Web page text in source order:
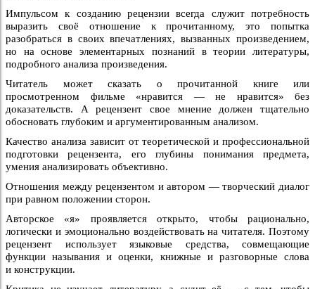
Импульсом к созданию рецензии всегда служит потребность
выразить своё отношение к прочитанному, это попытка
разобраться в своих впечатлениях, вызванных произведением,
но на основе элементарных познаний в теории литературы,
подробного анализа произведения.
Читатель может сказать о прочитанной книге или
просмотренном фильме «нравится — не нравится» без
доказательств. А рецензент свое мнение должен тщательно
обосновать глубоким и аргументированным анализом.
Качество анализа зависит от теоретической и профессиональной
подготовки рецензента, его глубины понимания предмета,
умения анализировать объективно.
Отношения между рецензентом и автором — творческий диалог
при равном положении сторон.
Авторское «я» проявляется открыто, чтобы рационально,
логически и эмоционально воздействовать на читателя. Поэтому
рецензент использует языковые средства, совмещающие
функции называния и оценки, книжные и разговорные слова
и конструкции.